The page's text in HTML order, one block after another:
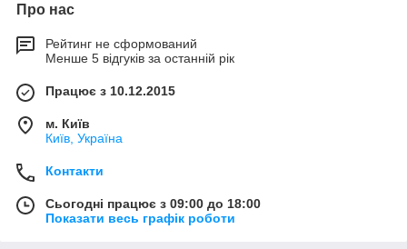
Про нас
Рейтинг не сформований
Менше 5 відгуків за останній рік
Працює з 10.12.2015
м. Київ
Київ, Україна
Контакти
Сьогодні працює з 09:00 до 18:00
Показати весь графік роботи